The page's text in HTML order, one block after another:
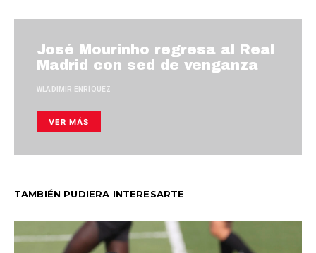
José Mourinho regresa al Real
Madrid con sed de venganza
WLADIMIR ENRÍQUEZ
VER MÁS
TAMBIÉN PUDIERA INTERESARTE